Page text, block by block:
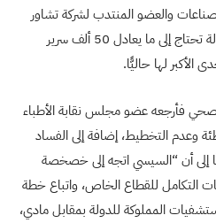
والعضو المنتدب لشركة تشاور
لإدارة المؤسسات الصحية، أن الدولة تحتاج إلى ما يعادل 50 ألف سرير
الأكبر لها حاليًّا.
فأرجعه عضو مجلس نقابة الأطباء
وعدم التخطيط، إضافة إلى الفساد
إلى أن “السيسي اتجه إلى خصخصة
التكامل للقطاع الخاص، واتباع خطة
المملوكة للدولة بمقابل مادي،